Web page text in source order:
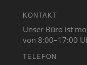
KONTAKT
Unser Büro ist
von 8:00–17:00
TELEFON